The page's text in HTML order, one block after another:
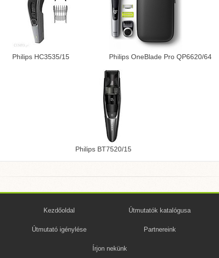
Philips HC3535/15 Philips OneBlade Pro QP6620/64
Philips BT7520/15
Kezdőoldal Útmutatók katalógusa
Útmutató igénylése Partnereink
Írjon nekünk